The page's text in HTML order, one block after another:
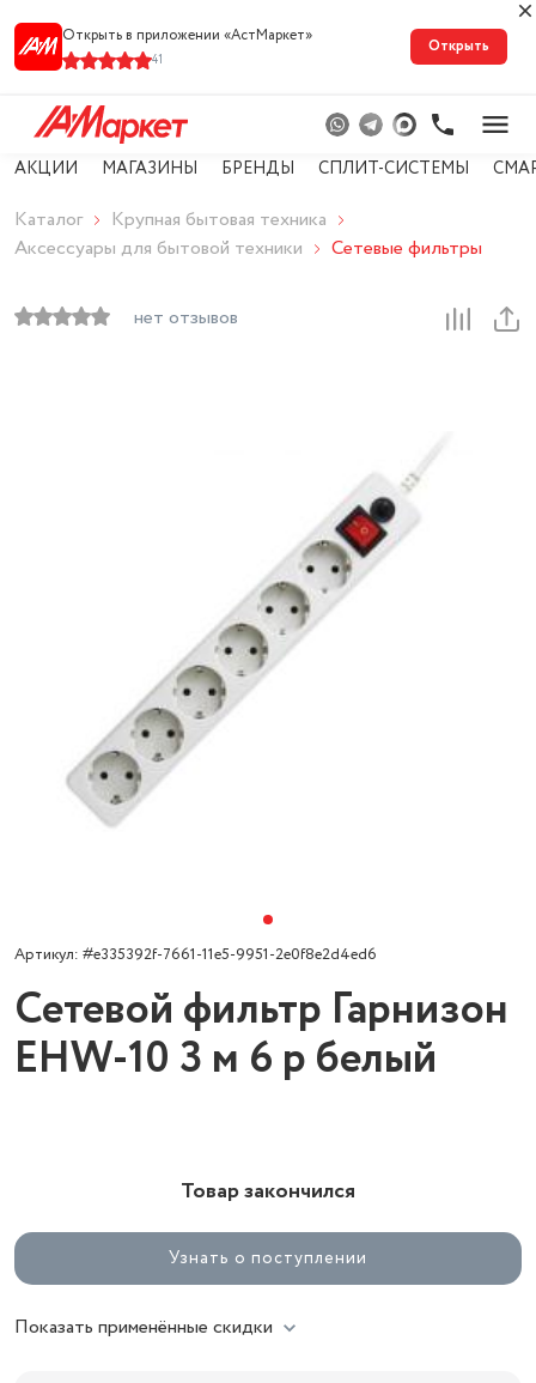
Открыть в приложении «АстМарке‪т‬»
41
Открыть
АКЦИИ МАГАЗИНЫ БРЕНДЫ СПЛИТ-СИСТЕМЫ
Каталог
Крупная бытовая техника
Аксессуары для бытовой техники
Сетевые фильтры
нет отзывов
Артикул: #e335392f-7661-11e5-9951-2e0f8e2d4ed6
Сетевой фильтр Гарнизон
EHW-10 3 м 6 р белый
Товар закончился
Узнать о поступлении
Показать применённые скидки